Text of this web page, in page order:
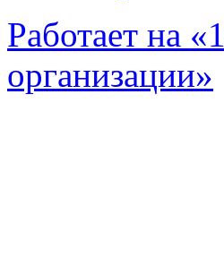
Работает на
организации»